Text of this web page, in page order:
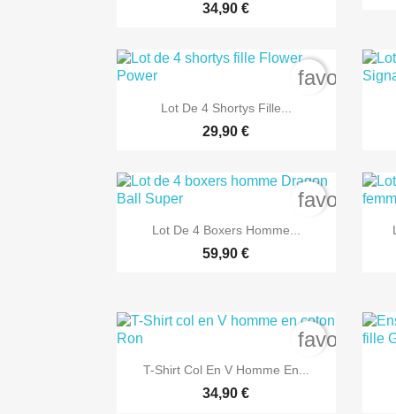
34,90 €
 Aperçu rapide
Lot De 4 Shortys Fille...
29,90 €
 Aperçu rapide
Lot De 4 Boxers Homme...
59,90 €
 Aperçu rapide
T-Shirt Col En V Homme En...
34,90 €